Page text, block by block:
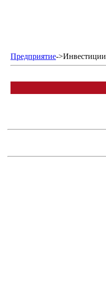
Предприятие->Инвестиции